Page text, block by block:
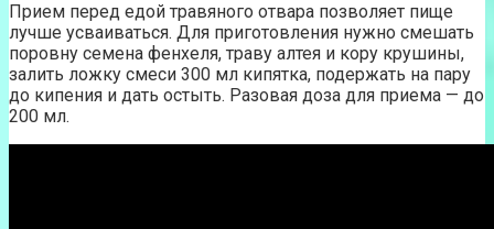
Прием перед едой травяного отвара позволяет пище
лучше усваиваться. Для приготовления нужно смешать
поровну семена фенхеля, траву алтея и кору крушины,
залить ложку смеси 300 мл кипятка, подержать на пару
до кипения и дать остыть. Разовая доза для приема — до
200 мл.